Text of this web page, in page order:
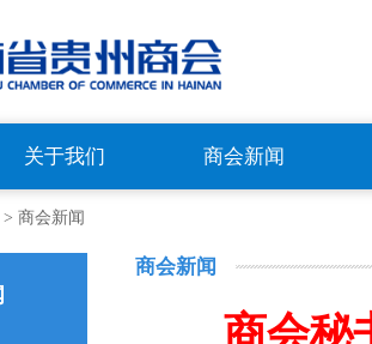
关于我们 商会新闻
> 商会新闻
商会新闻
商会秘